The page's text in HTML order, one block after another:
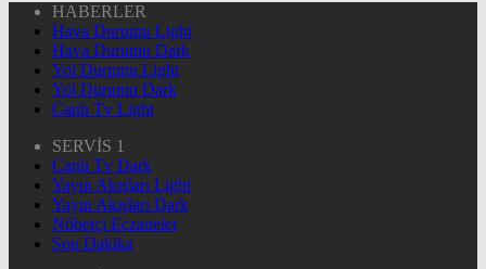
HABERLER
Hava Durumu Light
Hava Durumu Dark
Yol Durumu Light
Yol Durumu Dark
Canlı Tv Light
SERVİS 1
Canlı Tv Dark
Yayın Akışları Light
Yayın Akışları Dark
Nöbetçi Eczaneler
Son Dakika